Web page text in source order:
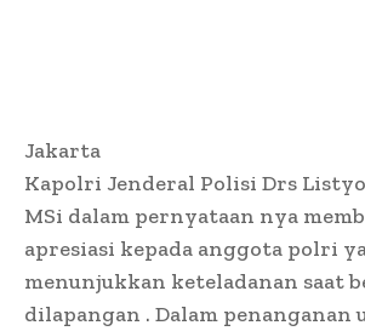
Jakarta
Kapolri Jenderal Polisi Drs
MSi dalam pernyataan nya
apresiasi kepada anggota polri
menunjukkan keteladanan saat
dilapangan . Dalam penanganan